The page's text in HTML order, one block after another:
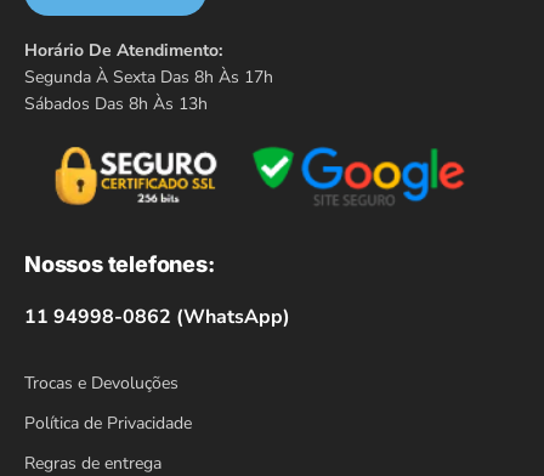
Horário De Atendimento:
Segunda À Sexta Das 8h Às 17h
Sábados Das 8h Às 13h
Nossos telefones:
11 94998-0862 (WhatsApp)
Trocas e Devoluções
Política de Privacidade
Regras de entrega